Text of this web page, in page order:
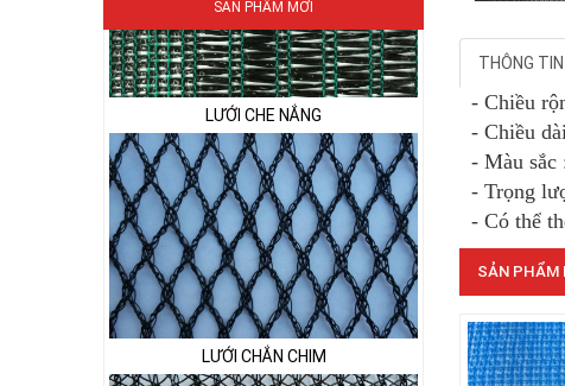
SẢN PHẨM MỚI
LƯỚI CHE NẮNG
LƯỚI CHẮN CHIM
THÔNG
- Chiều
- Chiều
- Màu sắc
- Trọng
- Có thể
SẢN PHẨM